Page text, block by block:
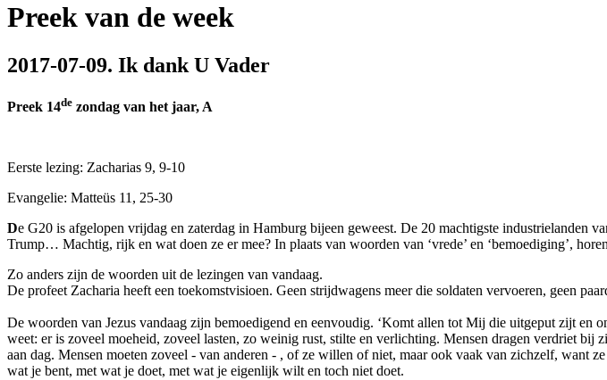
Preek van de week
2017-07-09. Ik dank U Vader
Preek 14de zondag van het jaar, A
Eerste lezing: Zacharias 9, 9-10
Evangelie: Matteüs 11, 25-30
De G20 is afgelopen vrijdag en zaterdag in Hamburg bijeen geweest. De 20 machtigste industrielanden
Trump… Machtig, rijk en wat doen ze er mee? In plaats van woorden van ‘vrede’ en ‘bemoediging’,
Zo anders zijn de woorden uit de lezingen van vandaag.
De profeet Zacharia heeft een toekomstvisioen. Geen strijdwagens meer die soldaten vervoeren, geen
De woorden van Jezus vandaag zijn bemoedigend en eenvoudig. ‘Komt allen tot Mij die uitgeput zijt en
weet: er is zoveel moeheid, zoveel lasten, zo weinig rust, stilte en verlichting. Mensen dragen verdriet
aan dag. Mensen moeten zoveel - van anderen - , of ze willen of niet, maar ook vaak van zichzelf, want
wat je bent, met wat je doet, met wat je eigenlijk wilt en toch niet doet.